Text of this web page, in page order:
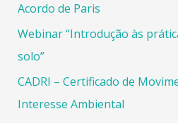
Acordo de Paris
Webinar “Introdução às
solo”
CADRI – Certificado de
Interesse Ambiental